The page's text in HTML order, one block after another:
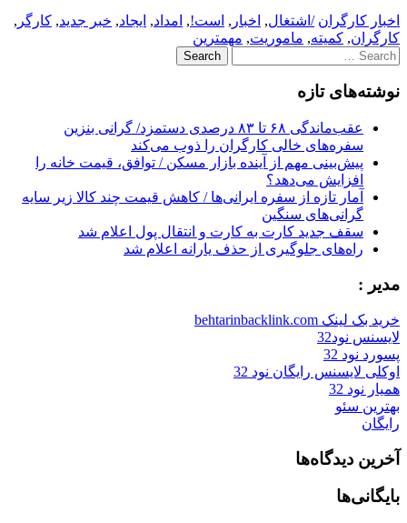
اخبار کارگران /اشتغال, اخبار , است!, امداد, ایجاد, خبر جدید, کارگر ,
کارگران, کمیته, ماموریت, مهمترین
Search
for:
نوشته‌های تازه
عقب‌ماندگی ۶۸ تا ۸۳ درصدی دستمزد/ گرانی بنزین
سفره‌های خالی کارگران را ذوب می‌کند
پیش‌بینی مهم از آینده بازار مسکن / توافق، قیمت خانه را
افزایش می‌دهد؟
آمار تازه از سفره ایرانی‌ها / کاهش قیمت چند کالا زیر سایه
گرانی‌های سنگین
سقف جدید کارت به کارت و انتقال پول اعلام شد
راه‌های جلوگیری از حذف یارانه اعلام شد
مدیر :
خرید بک لینک behtarinbacklink.com
لایسنس نود32
پسورد نود 32
اوکلی لایسنس رایگان نود 32
همیار نود 32
بهترین سئو
رایگان
آخرین دیدگاه‌ها
بایگانی‌ها